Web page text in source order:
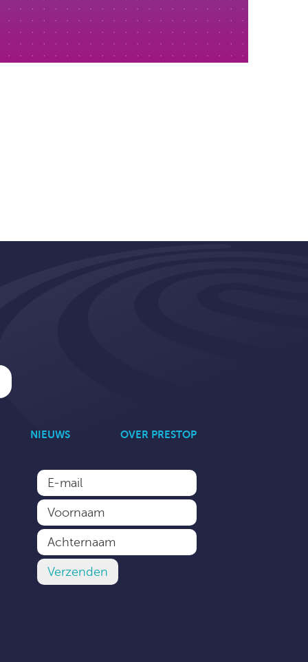
NIEUWS OVER PRESTOP